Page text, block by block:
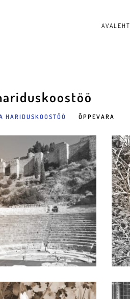
AVALEHT
HARIDUSKOOSTÖÖ ÕPPEVARA